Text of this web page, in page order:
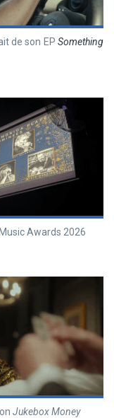
de son EPSomething
Awards 2026
Jukebox Money